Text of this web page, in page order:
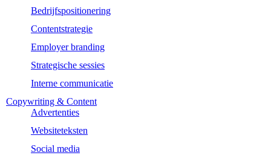
Bedrijfspositionering
Contentstrategie
Employer branding
Strategische sessies
Interne communicatie
Copywriting & Content
Advertenties
Websiteteksten
Social media